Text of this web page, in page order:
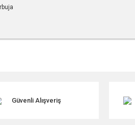
Güvenli Alışveriş